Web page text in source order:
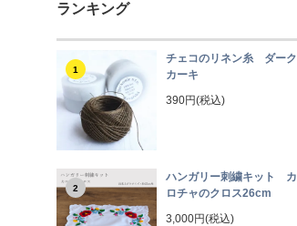
ランキング
1
チェコのリネン糸 ダーク
カーキ
390円(税込)
2
ハンガリー刺繍キット カ
ロチャのクロス26cm
3,000円(税込)